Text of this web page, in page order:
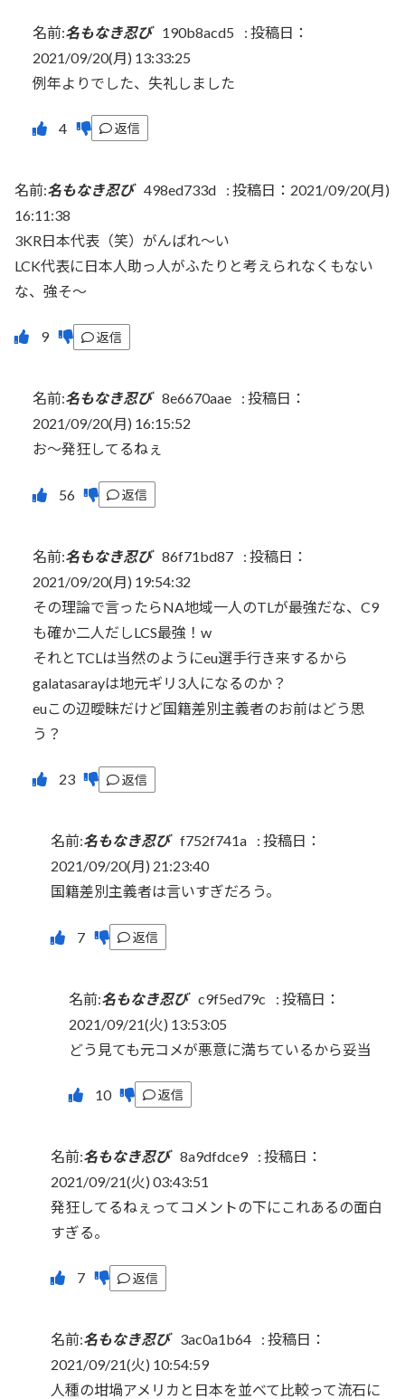
名前:名もなき忍び 190b8acd5 : 投稿日：
2021/09/20(月) 13:33:25
例年よりでした、失礼しました
返信
名前:名もなき忍び 498ed733d : 投稿日：2021/09/20(月)
16:11:38
3KR日本代表（笑）がんばれ～い
LCK代表に日本人助っ人がふたりと考えられなくもない
な、強そ～
返信
名前:名もなき忍び 8e6670aae : 投稿日：
2021/09/20(月) 16:15:52
お～発狂してるねぇ
返信
名前:名もなき忍び 86f71bd87 : 投稿日：
2021/09/20(月) 19:54:32
その理論で言ったらNA地域一人のTLが最強だな、C9
も確か二人だしLCS最強！w
それとTCLは当然のようにeu選手行き来するから
galatasarayは地元ギリ3人になるのか？
euこの辺曖昧だけど国籍差別主義者のお前はどう思
う？
返信
名前:名もなき忍び f752f741a : 投稿日：
2021/09/20(月) 21:23:40
国籍差別主義者は言いすぎだろう。
返信
名前:名もなき忍び c9f5ed79c : 投稿日：
2021/09/21(火) 13:53:05
どう見ても元コメが悪意に満ちているから妥当
返信
名前:名もなき忍び 8a9dfdce9 : 投稿日：
2021/09/21(火) 03:43:51
発狂してるねぇってコメントの下にこれあるの面白
すぎる。
返信
名前:名もなき忍び 3ac0a1b64 : 投稿日：
2021/09/21(火) 10:54:59
人種の坩堝アメリカと日本を並べて比較って流石に